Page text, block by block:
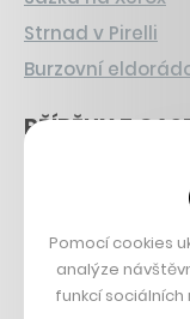
Strnad v Pirelli
Burzovní
PŘÍBĚHY Z
Boční projekt, co
Francouzský
Dva golfisti, co
DESIGN
Pomocí cookies
analýze
funkcí